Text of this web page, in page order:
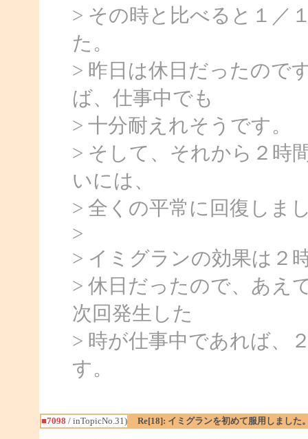
> その時と比べると１／
た。
> 昨日は休日だったので
ば、仕事中でも
> 十分耐えれそうです。
> そして、それから２時
いには、
> 全くの平常に回復しま
>
> イミグランの効果は２
> 休日だったので、あえ
次回発生した
> 時が仕事中であれば、
す。
■7098 / inTopicNo.31) Re[18]: イミグランを初めて服用しました